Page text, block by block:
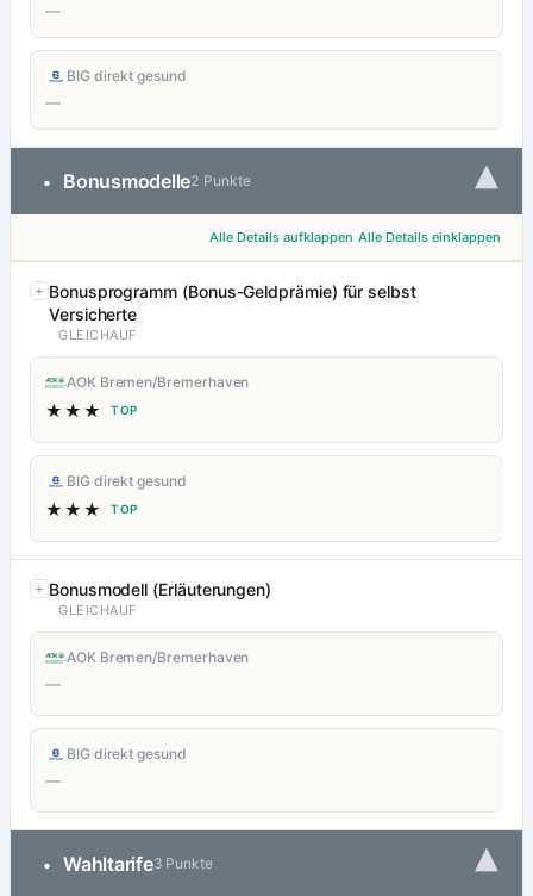
—
BIG direkt gesund
—
• Bonusmodelle2 Punkte ▾
Alle Details aufklappen Alle Details einklappen
Bonusprogramm (Bonus-Geldprämie) für selbst
Versicherte
GLEICHAUF
AOK Bremen/Bremerhaven
★★★ TOP
BIG direkt gesund
★★★ TOP
Bonusmodell (Erläuterungen)
GLEICHAUF
AOK Bremen/Bremerhaven
—
BIG direkt gesund
—
• Wahltarife3 Punkte ▾